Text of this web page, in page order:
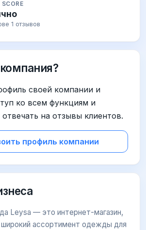
1 отзывов
своей компании и
ко всем функциям и
на отзывы клиентов.
профиль компании
Leysa — это интернет-магазин,
ассортимент одежды для